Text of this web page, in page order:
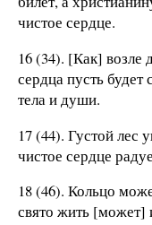
чистое сердце.
16 (34). [Как] возле
сердца пусть
тела и души.
17 (44). Густой лес
чистое сердце
18 (46). Кольцо
свято жить [может]